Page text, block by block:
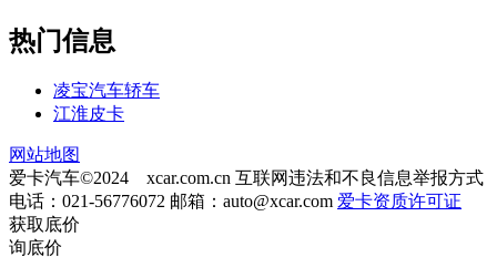
热门信息
凌宝汽车轿车
江淮皮卡
网站地图
爱卡汽车©2024 xcar.com.cn 互联网违法和不良信息举报方式
电话：021-56776072 邮箱： auto@xcar.com 爱卡资质许可证
获取底价
询底价